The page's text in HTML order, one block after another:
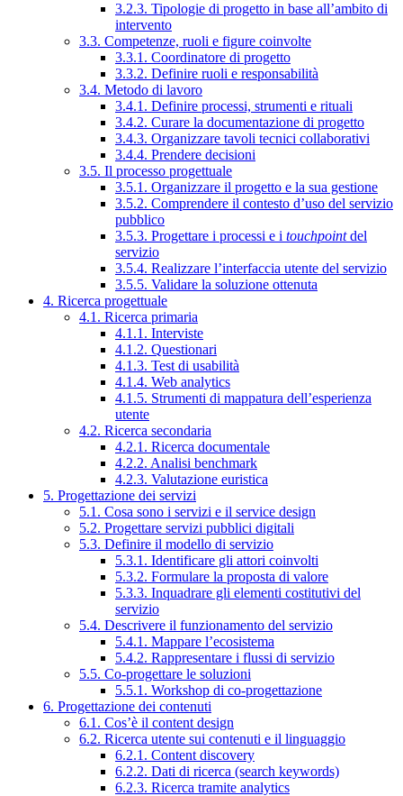
3.2.3. Tipologie di progetto in base all’ambito di
intervento
3.3. Competenze, ruoli e figure coinvolte
3.3.1. Coordinatore di progetto
3.3.2. Definire ruoli e responsabilità
3.4. Metodo di lavoro
3.4.1. Definire processi, strumenti e rituali
3.4.2. Curare la documentazione di progetto
3.4.3. Organizzare tavoli tecnici collaborativi
3.4.4. Prendere decisioni
3.5. Il processo progettuale
3.5.1. Organizzare il progetto e la sua gestione
3.5.2. Comprendere il contesto d’uso del servizio
pubblico
3.5.3. Progettare i processi e i touchpointdel
servizio
3.5.4. Realizzare l’interfaccia utente del servizio
3.5.5. Validare la soluzione ottenuta
4. Ricerca progettuale
4.1. Ricerca primaria
4.1.1. Interviste
4.1.2. Questionari
4.1.3. Test di usabilità
4.1.4. Web analytics
4.1.5. Strumenti di mappatura dell’esperienza
utente
4.2. Ricerca secondaria
4.2.1. Ricerca documentale
4.2.2. Analisi benchmark
4.2.3. Valutazione euristica
5. Progettazione dei servizi
5.1. Cosa sono i servizi e il service design
5.2. Progettare servizi pubblici digitali
5.3. Definire il modello di servizio
5.3.1. Identificare gli attori coinvolti
5.3.2. Formulare la proposta di valore
5.3.3. Inquadrare gli elementi costitutivi del
servizio
5.4. Descrivere il funzionamento del servizio
5.4.1. Mappare l’ecosistema
5.4.2. Rappresentare i flussi di servizio
5.5. Co-progettare le soluzioni
5.5.1. Workshop di co-progettazione
6. Progettazione dei contenuti
6.1. Cos’è il content design
6.2. Ricerca utente sui contenuti e il linguaggio
6.2.1. Content discovery
6.2.2. Dati di ricerca (search keywords)
6.2.3. Ricerca tramite analytics